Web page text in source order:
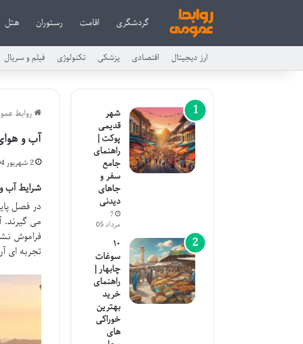
گردشگری اقامت رستوران هتل
ارز دیجیتال اقتصادی پزشکی تکنولوژی فیلم و سریال
روابط
آب و
2 شهریور 04
شرایط آب
در فصل
می گیرند.
فراموش
تجربه ای
شهر
قدیمی
پوکت |
راهنمای
جامع
سفر و
جاهای
دیدنی
7
مرداد 05
۱۰
سوغات
چابهار |
راهنمای
خرید
بهترین
خوراکی
های